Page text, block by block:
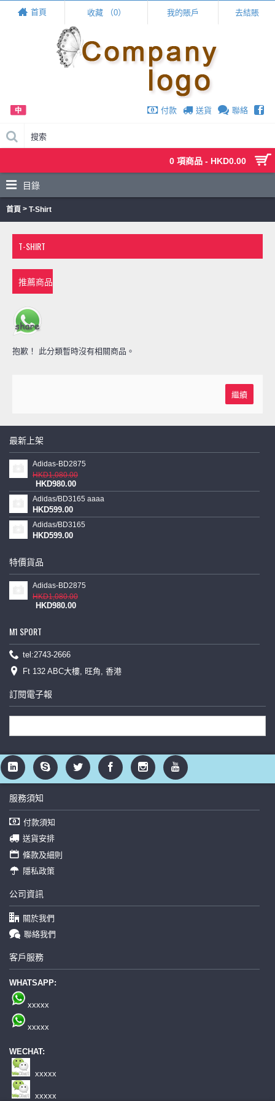
首頁 收藏 （0） 我的賬戶 去結賬
付款 送貨 聯絡
0 項商品 - HKD0.00
目錄
首頁 > T-Shirt
T-SHIRT
推薦商品
抱歉！ 此分類暫時沒有相關商品。
繼續
最新上架
Adidas-BD2875
HKD1,080.00
HKD980.00
Adidas/BD3165 aaaa
HKD599.00
Adidas/BD3165
HKD599.00
特價貨品
Adidas-BD2875
HKD1,080.00
HKD980.00
M1 SPORT
tel:2743-2666
Ft 132 ABC大樓, 旺角, 香港
訂閱電子報
服務須知
付款須知
送貨安排
條款及細則
隱私政策
公司資訊
關於我們
聯絡我們
客戶服務
WHATSAPP:
xxxxx
xxxxx
WECHAT:
xxxxx
xxxxx
Live Chat